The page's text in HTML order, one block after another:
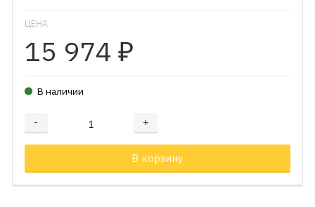
ЦЕНА
15 974 ₽
В наличии
- +
Добавляется...
В корзину
Добавлен